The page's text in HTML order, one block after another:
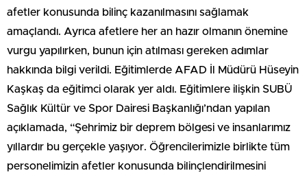
afetler konusunda bilinç kazanılmasını sağlamak
amaçlandı. Ayrıca afetlere her an hazır olmanın önemine
vurgu yapılırken, bunun için atılması gereken adımlar
hakkında bilgi verildi. Eğitimlerde AFAD İl Müdürü Hüseyin
Kaşkaş da eğitimci olarak yer aldı. Eğitimlere ilişkin SUBÜ
Sağlık Kültür ve Spor Dairesi Başkanlığı’ndan yapılan
açıklamada, “Şehrimiz bir deprem bölgesi ve insanlarımız
yıllardır bu gerçekle yaşıyor. Öğrencilerimizle birlikte tüm
personelimizin afetler konusunda bilinçlendirilmesini